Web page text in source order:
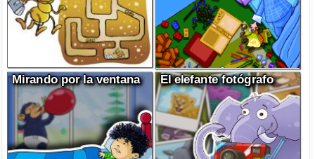
Mirando por la ventana El elefante fotógrafo